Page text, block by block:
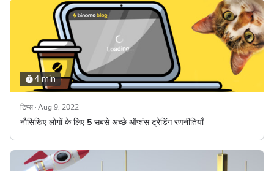
4 min
टिप्स Aug 9, 2022
नौसिखिए लोगों के लिए 5 सबसे अच्छे ऑप्शंस ट्रेडिंग रणनीतियाँ